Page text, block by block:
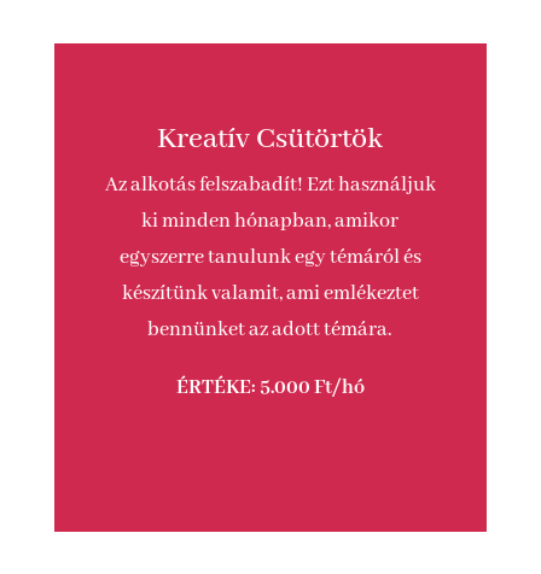
Kreatív Csütörtök
Az alkotás felszabadít! Ezt használjuk
ki minden hónapban, amikor
egyszerre tanulunk egy témáról és
készítünk valamit, ami emlékeztet
bennünket az adott témára.
ÉRTÉKE: 5.000 Ft/hó